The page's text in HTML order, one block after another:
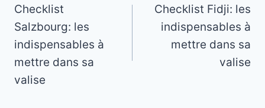
de
l’article
Checklist
Salzbourg: les
indispensables à
mettre dans sa
valise
Checklist Fidji: les
indispensables à
mettre dans sa
valise